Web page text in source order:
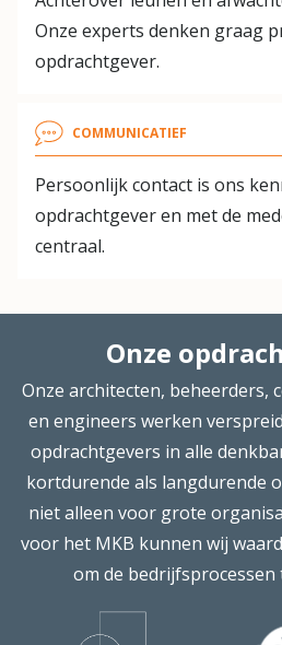
Onze experts denken graag
opdrachtgever.
COMMUNICATIEF
Persoonlijk contact is ons
opdrachtgever en met de
centraal.
Onze
Onze architecten, beheerders,
en engineers werken
opdrachtgevers in alle
kortdurende als langdurende
niet alleen voor grote
voor het MKB kunnen wij
om de